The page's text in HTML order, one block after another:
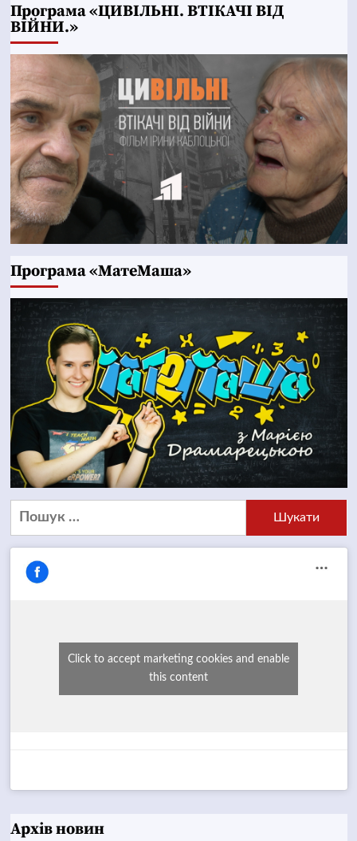
Програма «ЦИВІЛЬНІ. ВТІКАЧІ ВІД
ВІЙНИ.»
Програма «МатеМаша»
Пошук:
Click to accept marketing cookies and enable
this content
Архів новин